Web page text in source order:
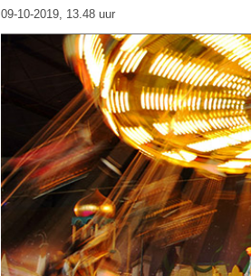
09-10-2019, 13.48 uur